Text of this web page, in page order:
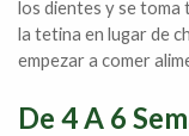
los dientes y se toma
la tetina en lugar de
empezar a comer
De 4 A 6